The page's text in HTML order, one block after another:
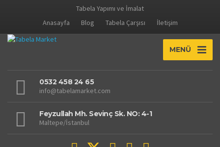
Tabela Yapımı ve İmalat
Anasayfa
Blog Tabela Çarşısı İletişim
MENÜ
0532 458 24 65
info@tabelamarket.com
Feyzullah Mh. Sevinç Sk. NO: 4-1
Maltepe/İstanbul